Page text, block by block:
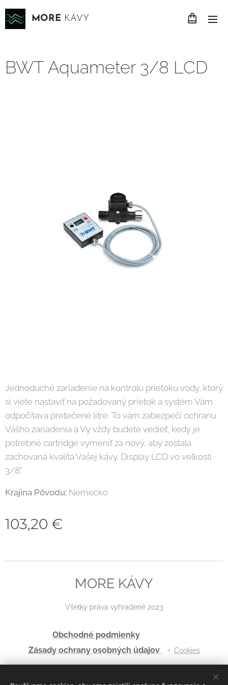
MORE KÁVY
BWT Aquameter 3/8 LCD
Jednoduché zariadenie na kontrolu prietoku vody, ktorý
si viete nastaviť na požadovaný prietok a systém Vám
odpočítava pretečené litre. To vám zabezpečí ochranu
Vášho zariadenia a Vy vždy budete vedieť, kedy je
potrebné cartridge vymeniť za nový, aby zostala
zachovaná kvalita Vašej kávy. Display LCD vo veľkosti
3/8"
Krajina Pôvodu: Nemecko
103,20 €
MORE KÁVY
Všetky práva vyhradené 2023
Obchodné podmienky
Zásady ochrany osobných údajov
Cookies
Jazyky